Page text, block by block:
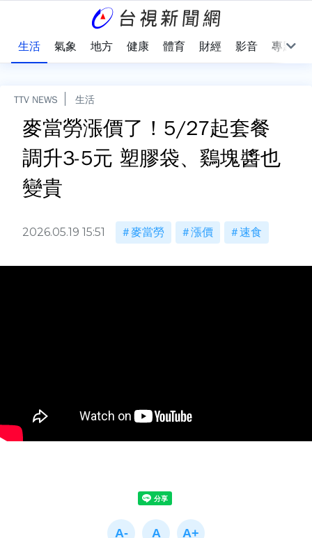
生活 氣象 地方 健康 體育 財經 影音 專題
TTV NEWS 生活
麥當勞漲價了！5/27起套餐
調升3-5元 塑膠袋、鷄塊醬也
變貴
2026.05.19 15:51 麥當勞 漲價 速食